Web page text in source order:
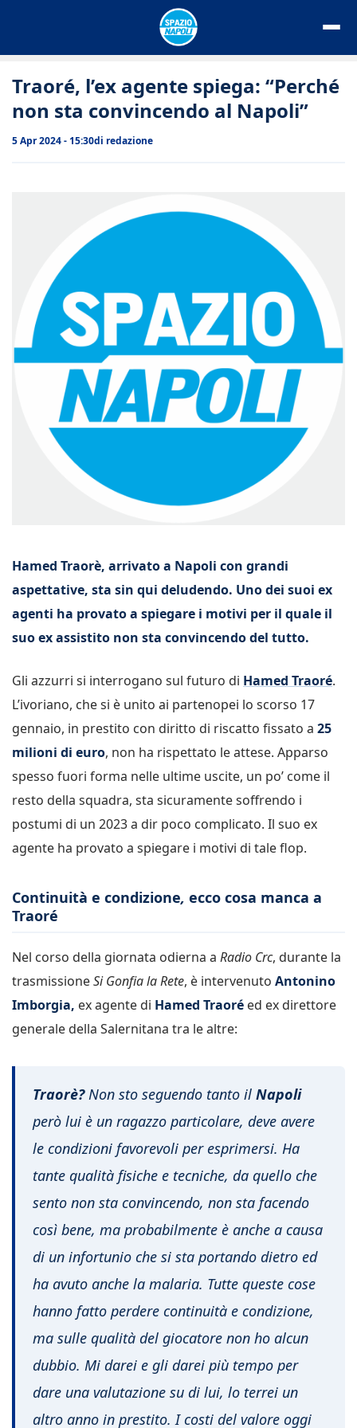
Traoré, l’ex agente spiega: “Perché
non sta convincendo al Napoli”
5 Apr 2024 - 15:30di redazione
Hamed Traorè, arrivato a Napoli con grandi
aspettative, sta sin qui deludendo. Uno dei suoi ex
agenti ha provato a spiegare i motivi per il quale il
suo ex assistito non sta convincendo del tutto.
Gli azzurri si interrogano sul futuro di Hamed Traoré.
L’ivoriano, che si è unito ai partenopei lo scorso 17
gennaio, in prestito con diritto di riscatto fissato a 25
milioni di euro, non ha rispettato le attese. Apparso
spesso fuori forma nelle ultime uscite, un po’ come il
resto della squadra, sta sicuramente soffrendo i
postumi di un 2023 a dir poco complicato. Il suo ex
agente ha provato a spiegare i motivi di tale flop.
Continuità e condizione, ecco cosa manca a
Traoré
Nel corso della giornata odierna a Radio Crc, durante la
trasmissioneSi Gonfia la Rete, è intervenuto Antonino
Imborgia, ex agente di Hamed Traoré ed ex direttore
generale della Salernitana tra le altre:
Traorè?Non sto seguendo tanto il Napoli
però lui è un ragazzo particolare, deve avere
le condizioni favorevoli per esprimersi. Ha
tante qualità fisiche e tecniche, da quello che
sento non sta convincendo, non sta facendo
così bene, ma probabilmente è anche a causa
di un infortunio che si sta portando dietro ed
ha avuto anche la malaria. Tutte queste cose
hanno fatto perdere continuità e condizione,
ma sulle qualità del giocatore non ho alcun
dubbio. Mi darei e gli darei più tempo per
dare una valutazione su di lui, lo terrei un
altro anno in prestito. I costi del valore oggi